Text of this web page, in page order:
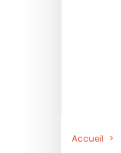
Accueil